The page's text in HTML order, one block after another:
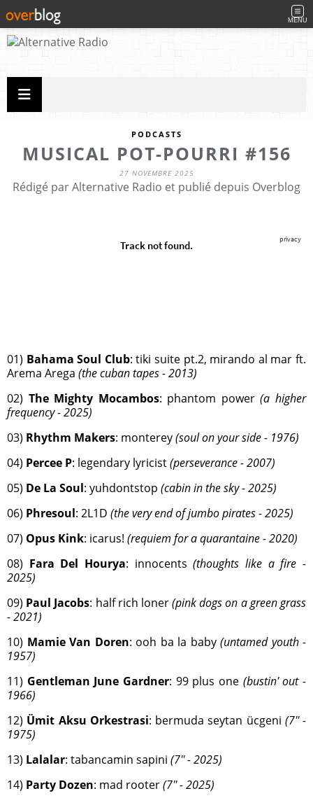
MENU
PODCASTS
MUSICAL POT-POURRI #156
27 NOVEMBRE 2025
Rédigé par Alternative Radio et publié depuis Overblog
01) Bahama Soul Club: tiki suite pt.2, mirando al mar ft.
Arema Arega (the cuban tapes - 2013)
02) The Mighty Mocambos: phantom power(a higher
frequency - 2025)
03) Rhythm Makers: monterey(soul on your side - 1976)
04) Percee P: legendary lyricist(perseverance - 2007)
05) De La Soul: yuhdontstop (cabin in the sky - 2025)
06) Phresoul: 2L1D (the very end of jumbo pirates - 2025)
07) Opus Kink: icarus! (requiem for a quarantaine - 2020)
08) Fara Del Hourya: innocents(thoughts like a fire -
2025)
09) Paul Jacobs: half rich loner(pink dogs on a green grass
- 2021)
10) Mamie Van Doren: ooh ba la baby (untamed youth -
1957)
11) Gentleman June Gardner: 99 plus one (bustin' out -
1966)
12) Ümit Aksu Orkestrasi: bermuda seytan ücgeni (7'' -
1975)
13) Lalalar: tabancamin sapini (7'' - 2025)
14) Party Dozen: mad rooter(7'' - 2025)